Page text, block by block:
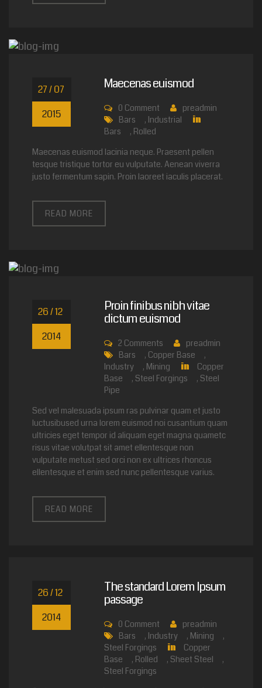
27 / 07
2015
Maecenas euismod
0 Comment
preadmin
Bars
, Industrial in
Bars , Rolled
Maecenas euismod lacinia neque. Praesent pellen
tesque tristique tortor eu vulputate. Aenean viverra
justo fermentum sapin. Proin laoreet iaculis placerat.
READ MORE
26 / 12
2014
Proin finibus nibh vitae
dictum euismod
2 Comments
preadmin
Bars
, Copper Base
,
Industry
, Mining in
Copper
Base
, Steel Forgings , Steel
Pipe
Sed vel malesuada ipsum ras pulvinar quam et justo
luctusibused urna lorem euismod noi cusantium quam
ultricies eget tempor id aliquam eget magna quametc
risus vitae volutpat sit amet ellentesque non
vulputate metust sed orci non ex ultrices rhoncus
ellentesque et enim sed nunc pellentesque varius.
READ MORE
26 / 12
2014
The standard Lorem Ipsum
passage
0 Comment
preadmin
Bars
, Industry , Mining
,
Steel Forgings
in
Copper
Base
, Rolled , Sheet Steel
,
Steel Forgings